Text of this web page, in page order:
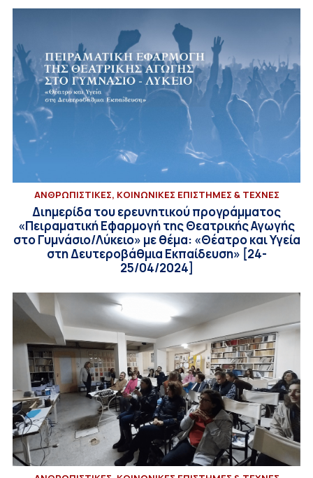
ΑΝΘΡΩΠΙΣΤΙΚΕΣ, ΚΟΙΝΩΝΙΚΕΣ ΕΠΙΣΤΗΜΕΣ & ΤΕΧΝΕΣ
Διημερίδα του ερευνητικού προγράμματος
«Πειραματική Εφαρμογή της Θεατρικής Αγωγής
στο Γυμνάσιο/Λύκειο» με θέμα: «Θέατρο και Υγεία
στη Δευτεροβάθμια Εκπαίδευση» [24-
25/04/2024]